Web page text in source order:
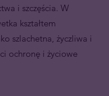
i szczęścia. W
kształtem
szlachetna, życzliwa i
ochronę i życiowe